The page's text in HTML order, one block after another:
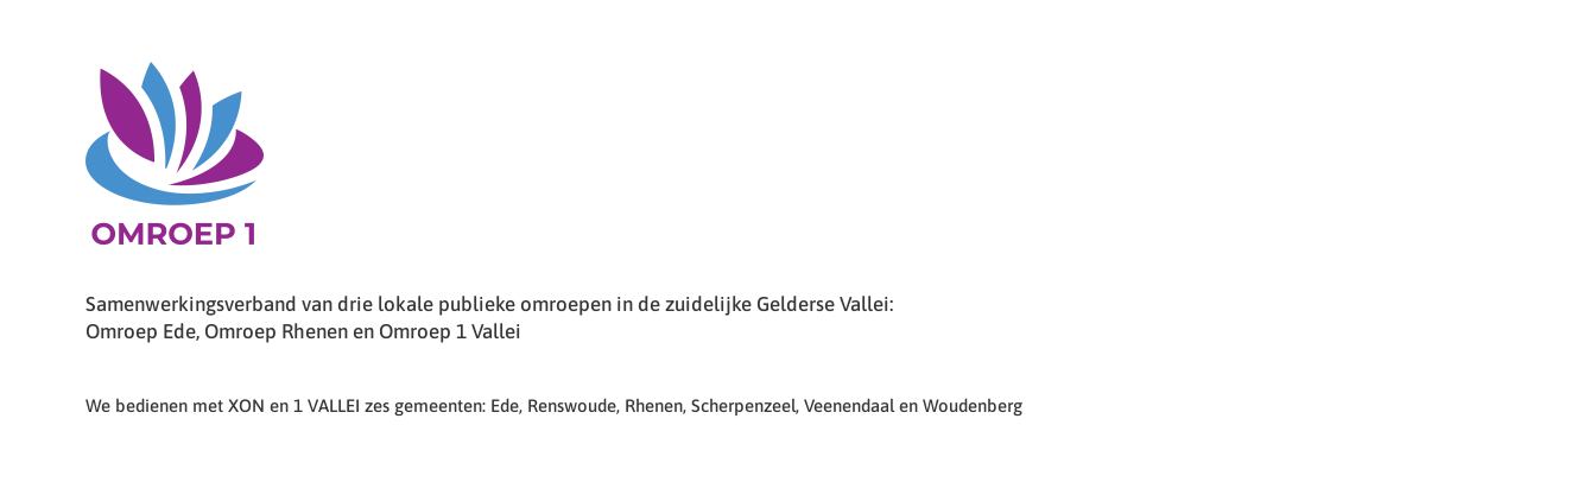
Samenwerkingsverband van drie lokale publieke omroepen in de zuidelijke Gelderse Vallei:
Omroep Ede, Omroep Rhenen en Omroep 1 Vallei
We bedienen met XON en 1 VALLEI zes gemeenten: Ede, Renswoude, Rhenen, Scherpenzeel, Veenendaal en Woudenberg